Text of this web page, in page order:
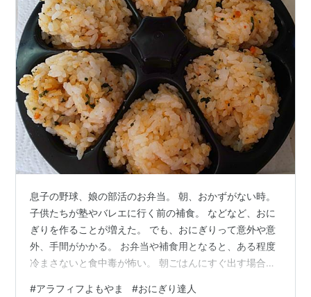
息子の野球、娘の部活のお弁当。 朝、おかずがない時。
子供たちが塾やバレエに行く前の補食。 などなど、おに
ぎりを作ることが増えた。 でも、おにぎりって意外や意
外、手間がかかる。 お弁当や補食用となると、ある程度
冷まさないと食中毒が怖い。 朝ごはんにすぐ出す場合は
#アラフィフよもやま #おにぎり達人